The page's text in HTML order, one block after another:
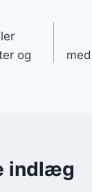
og
indlæg